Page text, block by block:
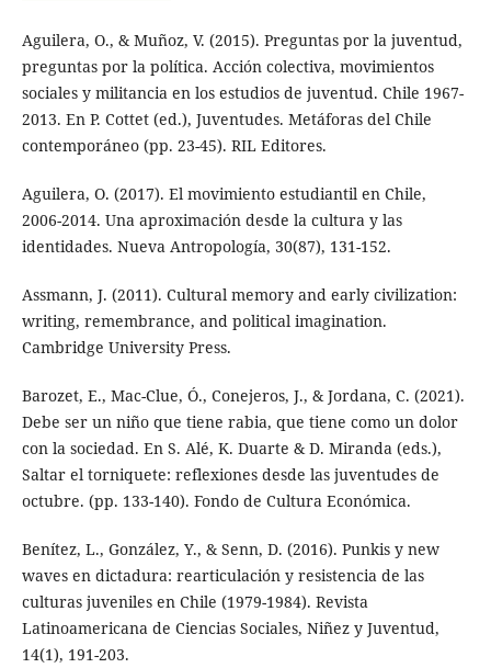
Aguilera, O., & Muñoz, V. (2015). Preguntas por la juventud,
preguntas por la política. Acción colectiva, movimientos
sociales y militancia en los estudios de juventud. Chile 1967-
2013. En P. Cottet (ed.), Juventudes. Metáforas del Chile
contemporáneo (pp. 23-45). RIL Editores.
Aguilera, O. (2017). El movimiento estudiantil en Chile,
2006-2014. Una aproximación desde la cultura y las
identidades. Nueva Antropología, 30(87), 131-152.
Assmann, J. (2011). Cultural memory and early civilization:
writing, remembrance, and political imagination.
Cambridge University Press.
Barozet, E., Mac-Clue, Ó., Conejeros, J., & Jordana, C. (2021).
Debe ser un niño que tiene rabia, que tiene como un dolor
con la sociedad. En S. Alé, K. Duarte & D. Miranda (eds.),
Saltar el torniquete: reflexiones desde las juventudes de
octubre. (pp. 133-140). Fondo de Cultura Económica.
Benítez, L., González, Y., & Senn, D. (2016). Punkis y new
waves en dictadura: rearticulación y resistencia de las
culturas juveniles en Chile (1979-1984). Revista
Latinoamericana de Ciencias Sociales, Niñez y Juventud,
14(1), 191-203.